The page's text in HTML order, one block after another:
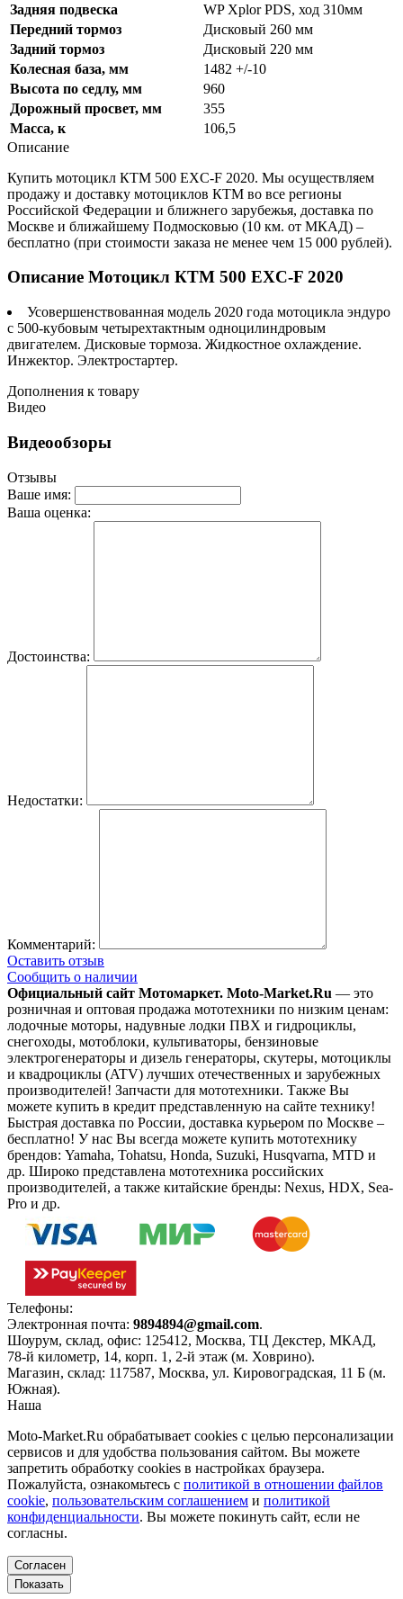
Задняя подвеска
WP Xplor PDS, ход 310мм
Передний тормоз
Дисковый 260 мм
Задний тормоз
Дисковый 220 мм
Колесная база, мм
1482 +/-10
Высота по седлу, мм
960
Дорожный просвет, мм
355
Масса, к
106,5
Описание
Купить мотоцикл КТМ 500 EXC-F 2020. Мы осуществляем
продажу и доставку мотоциклов КТМ во все регионы
Российской Федерации и ближнего зарубежья, доставка по
Москве и ближайшему Подмосковью (10 км. от МКАД) –
бесплатно (при стоимости заказа не менее чем 15 000 рублей).
Описание Мотоцикл КТМ 500 EXC-F 2020
Усовершенствованная модель 2020 года мотоцикла эндуро
с 500-кубовым четырехтактным одноцилиндровым
двигателем. Дисковые тормоза. Жидкостное охлаждение.
Инжектор. Электростартер.
Дополнения к товару
Видео
Видеообзоры
Отзывы
Ваше имя:
Ваша оценка:
Достоинства:
Недостатки:
Комментарий:
Оставить отзыв
Сообщить о наличии
Официальный сайт Мотомаркет. Moto-Market.Ru — это
розничная и оптовая продажа мототехники по низким ценам:
лодочные моторы, надувные лодки ПВХ и гидроциклы,
снегоходы, мотоблоки, культиваторы, бензиновые
электрогенераторы и дизель генераторы, скутеры, мотоциклы
и квадроциклы (ATV) лучших отечественных и зарубежных
производителей! Запчасти для мототехники. Также Вы
можете купить в кредит представленную на сайте технику!
Быстрая доставка по России, доставка курьером по Москве –
бесплатно! У нас Вы всегда можете купить мототехнику
брендов: Yamaha, Tohatsu, Honda, Suzuki, Husqvarna, MTD и
др. Широко представлена мототехника российских
производителей, а также китайские бренды: Nexus, HDX, Sea-
Pro и др.
Телефоны:
Электронная почта: 9894894@gmail.com.
Шоурум, склад, офис: 125412, Москва, ТЦ Декстер, МКАД,
78-й километр, 14, корп. 1, 2-й этаж (м. Ховрино).
Магазин, склад: 117587, Москва, ул. Кировоградская, 11 Б (м.
Южная).
Наша
Moto-Market.Ru обрабатывает сookies с целью персонализации
сервисов и для удобства пользования сайтом. Вы можете
запретить обработку сookies в настройках браузера.
Пожалуйста, ознакомьтесь с политикой в отношении файлов
cookie, пользовательским соглашением и политикой
конфиденциальности. Вы можете покинуть сайт, если не
согласны.
Согласен
Показать